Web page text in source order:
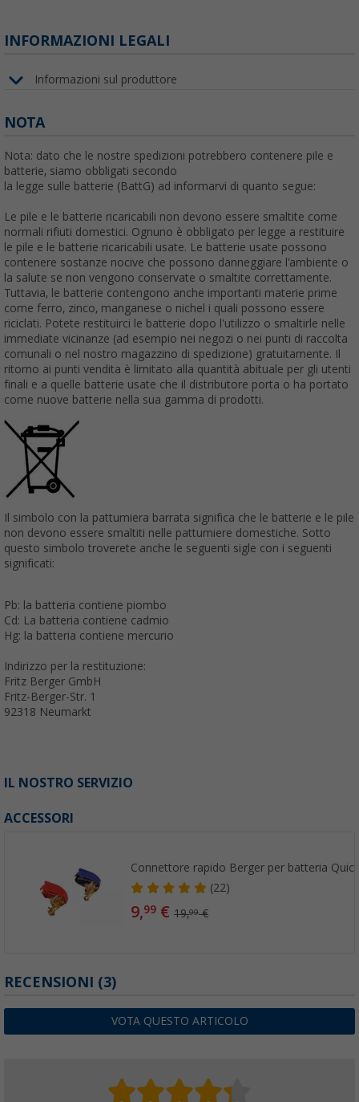
INFORMAZIONI LEGALI
Informazioni sul produttore
NOTA
Nota: dato che le nostre spedizioni potrebbero contenere pile e
batterie, siamo obbligati secondo
la legge sulle batterie (BattG) ad informarvi di quanto segue:
Le pile e le batterie ricaricabili non devono essere smaltite come
normali rifiuti domestici. Ognuno è obbligato per legge a restituire
le pile e le batterie ricaricabili usate. Le batterie usate possono
contenere sostanze nocive che possono danneggiare l'ambiente o
la salute se non vengono conservate o smaltite correttamente.
Tuttavia, le batterie contengono anche importanti materie prime
come ferro, zinco, manganese o nichel i quali possono essere
riciclati. Potete restituirci le batterie dopo l'utilizzo o smaltirle nelle
immediate vicinanze (ad esempio nei negozi o nei punti di raccolta
comunali o nel nostro magazzino di spedizione) gratuitamente. Il
ritorno ai punti vendita è limitato alla quantità abituale per gli utenti
finali e a quelle batterie usate che il distributore porta o ha portato
come nuove batterie nella sua gamma di prodotti.
Il simbolo con la pattumiera barrata significa che le batterie e le pile
non devono essere smaltiti nelle pattumiere domestiche. Sotto
questo simbolo troverete anche le seguenti sigle con i seguenti
significati:
Pb: la batteria contiene piombo
Cd: La batteria contiene cadmio
Hg: la batteria contiene mercurio
Indirizzo per la restituzione:
Fritz Berger GmbH
Fritz-Berger-Str. 1
92318 Neumarkt
IL NOSTRO SERVIZIO
ACCESSORI
Connettore rapido Berger per batteria
(22)
9,99 €19,99€
RECENSIONI (3)
VOTA QUESTO ARTICOLO